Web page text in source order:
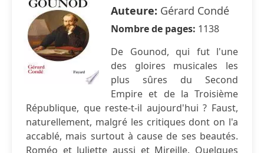
Auteure: Gérard Condé
Nombre de pages: 1138
De Gounod, qui fut l'une
des gloires musicales les
plus sûres du Second
Empire et de la Troisième
République, que reste-t-il aujourd'hui ? Faust,
naturellement, malgré les critiques dont on l'a
accablé, mais surtout à cause de ses beautés.
Roméo et Juliette aussi et Mireille. Quelques